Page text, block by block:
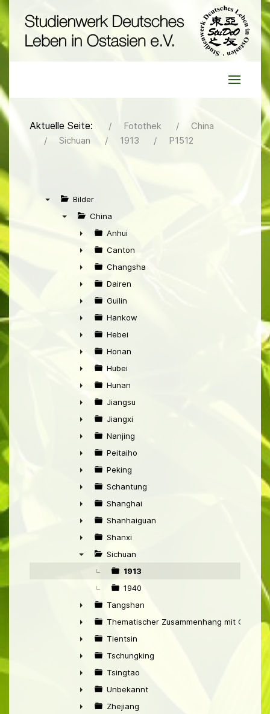
Aktuelle Seite: Fotothek
China
Sichuan
1913 P1512
Bilder
China
►
Anhui
►
Canton
►
Changsha
►
Dairen
►
Guilin
►
Hankow
►
Hebei
►
Honan
►
Hubei
►
Hunan
►
Jiangsu
►
Jiangxi
►
Nanjing
►
Peitaiho
►
Peking
►
Schantung
►
Shanghai
►
Shanhaiguan
►
Shanxi
Sichuan
1913
1940
►
Tangshan
►
Thematischer Zusammenhang mit China
►
Tientsin
►
Tschungking
►
Tsingtao
►
Unbekannt
Zhejiang